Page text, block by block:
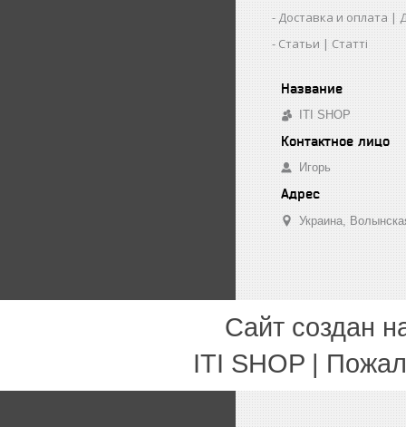
Доставка и оплата |
Статьи | Статті
ITI SHOP
Игорь
Украина
Сайт создан
ITI SHOP |